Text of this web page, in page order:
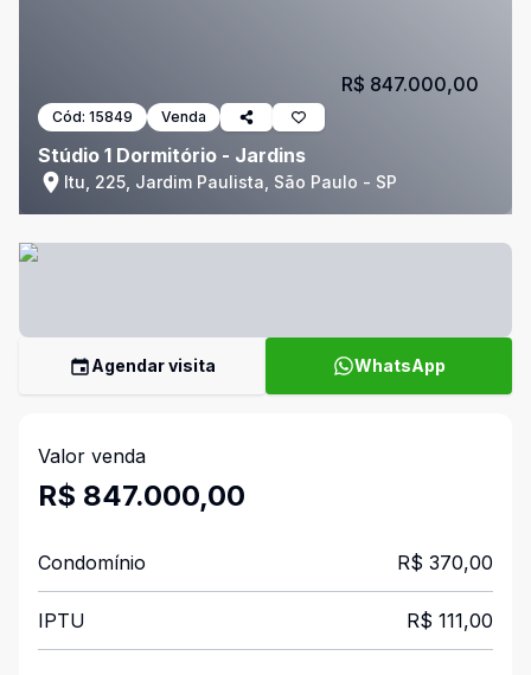
Cód: 15849 Venda
Stúdio 1 Dormitório - Jardins
Itu, 225, Jardim Paulista, São Paulo - SP
R$ 847.000,00
Agendar visita WhatsApp
Valor venda
R$ 847.000,00
Condomínio R$ 370,00
IPTU R$ 111,00